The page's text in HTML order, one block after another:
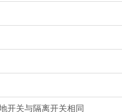
开关与隔离开关相同